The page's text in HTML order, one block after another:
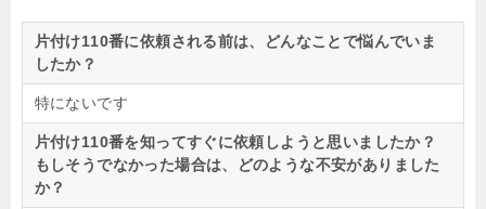
片付け110番に依頼される前は、どんなことで悩んでいま
したか？
特にないです
片付け110番を知ってすぐに依頼しようと思いましたか？
もしそうでなかった場合は、どのような不安がありました
か？